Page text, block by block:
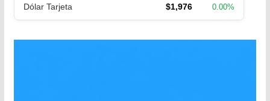
Dólar Tarjeta $1,976 0.00%